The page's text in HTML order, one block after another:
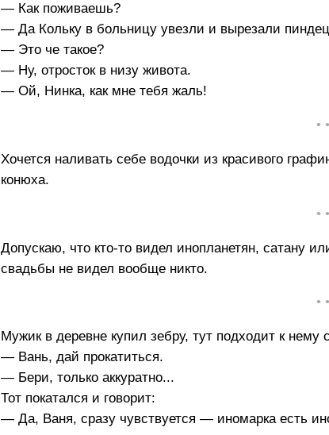
— Как поживаешь?
— Да Кольку в больницу увезли и вырезали
— Это че такое?
— Ну, отросток в низу живота.
— Ой, Нинка, как мне тебя жаль!
•
Хочется наливать себе водочки из красивого
конюха.
•
Допускаю, что кто-то видел инопланетян, сатану
свадьбы не видел вообще никто.
•
Мужик в деревне купил зебру, тут подходит к нему
— Вань, дай прокатиться.
— Бери, только аккуратно...
Тот покатался и говорит:
— Да, Ваня, сразу чувствуется — иномарка есть